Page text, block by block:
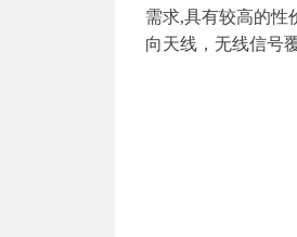
需求,具有较高的性
向天线，无线信号